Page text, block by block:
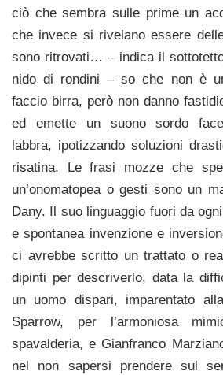
ciò che sembra sulle prime un
che invece si rivelano essere
sono ritrovati… – indica il
nido di rondini – so che non è
faccio birra, però non danno
ed emette un suono sordo
labbra, ipotizzando soluzioni
risatina. Le frasi mozze che
un’onomatopea o gesti sono un
Dany. Il suo linguaggio fuori da
e spontanea invenzione e
ci avrebbe scritto un trattato o
dipinti per descriverlo, data la
un uomo dispari, imparentato
Sparrow, per l’armoniosa
spavalderia, e Gianfranco
nel non sapersi prendere sul